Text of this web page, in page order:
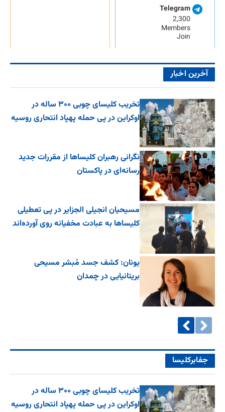
Telegram
2,300
Members
Join
آخرین اخبار
تخریب کلیسای چوبی ۳۰۰ ساله در
اوکراین در پی حمله پهپاد انتحاری روسیه
نگرانی رهبران کلیساها از مقررات جدید
رسانه‌ای در پاکستان
مسیحیان انجیلی الجزایر در پی تعطیلی
کلیساها به عبادت مخفیانه روی آورده‌اند
یونان: کشف جسد مُبشر مسیحی
بریتانیایی در چمدان
جفا‌بر‌کلیسا
تخریب کلیسای چوبی ۳۰۰ ساله در
اوکراین در پی حمله پهپاد انتحاری روسیه